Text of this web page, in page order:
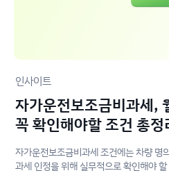
인사이트
자가운전보조금비과세,
꼭 확인해야할 조건 총정
자가운전보조금비과세 조건에는 차량 명
과세 인정을 위해 실무적으로 확인해야